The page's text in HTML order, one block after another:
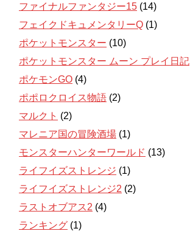
ファイナルファンタジー15 (14)
フェイクドキュメンタリーQ (1)
ポケットモンスター (10)
ポケットモンスター ムーン プレイ日記
ポケモンGO (4)
ポポロクロイス物語 (2)
マルクト (2)
マレニア国の冒険酒場 (1)
モンスターハンターワールド (13)
ライフイズストレンジ (1)
ライフイズストレンジ2 (2)
ラストオブアス2 (4)
ランキング (1)